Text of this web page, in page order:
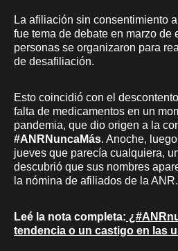
La afiliación sin consentimiento
fue tema de debate en marzo de
personas se organizaron para
de desafiliación.
Esto coincidió con el
falta de medicamentos en un
pandemia, que dio origen a la
#ANRNuncaMás. Anoche,
jueves que parecía cualquiera,
descubrió que sus nombres
la nómina de afiliados de la ANR.
Leé la nota completa:
tendencia o un castigo en las